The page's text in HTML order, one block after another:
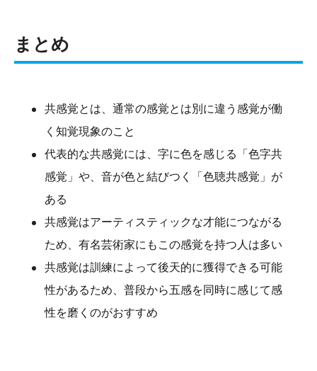
まとめ
共感覚とは、通常の感覚とは別に違う感覚が働
く知覚現象のこと
代表的な共感覚には、字に色を感じる「色字共
感覚」や、音が色と結びつく「色聴共感覚」が
ある
共感覚はアーティスティックな才能につながる
ため、有名芸術家にもこの感覚を持つ人は多い
共感覚は訓練によって後天的に獲得できる可能
性があるため、普段から五感を同時に感じて感
性を磨くのがおすすめ